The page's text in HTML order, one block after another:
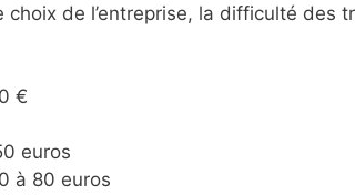
de l’entreprise, la difficulté
€
euros
à 80 euros